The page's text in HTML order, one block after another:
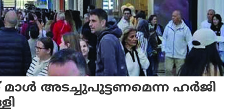
അടച്ചുപൂട്ടണമെന്ന ഹര്‍ജി